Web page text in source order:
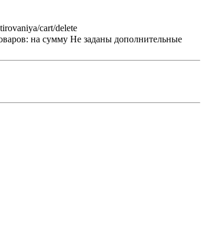
cart/delete
на сумму Не заданы дополнительные